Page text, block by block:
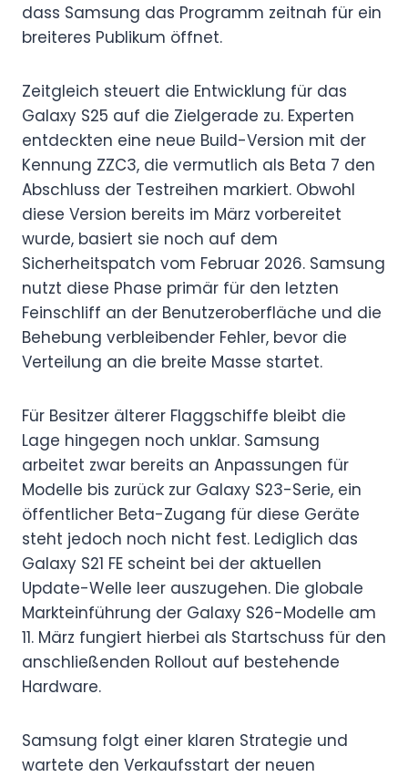
dass Samsung das Programm zeitnah für ein
breiteres Publikum öffnet.
Zeitgleich steuert die Entwicklung für das
Galaxy S25 auf die Zielgerade zu. Experten
entdeckten eine neue Build-Version mit der
Kennung ZZC3, die vermutlich als Beta 7 den
Abschluss der Testreihen markiert. Obwohl
diese Version bereits im März vorbereitet
wurde, basiert sie noch auf dem
Sicherheitspatch vom Februar 2026. Samsung
nutzt diese Phase primär für den letzten
Feinschliff an der Benutzeroberfläche und die
Behebung verbleibender Fehler, bevor die
Verteilung an die breite Masse startet.
Für Besitzer älterer Flaggschiffe bleibt die
Lage hingegen noch unklar. Samsung
arbeitet zwar bereits an Anpassungen für
Modelle bis zurück zur Galaxy S23-Serie, ein
öffentlicher Beta-Zugang für diese Geräte
steht jedoch noch nicht fest. Lediglich das
Galaxy S21 FE scheint bei der aktuellen
Update-Welle leer auszugehen. Die globale
Markteinführung der Galaxy S26-Modelle am
11. März fungiert hierbei als Startschuss für den
anschließenden Rollout auf bestehende
Hardware.
Samsung folgt einer klaren Strategie und
wartete den Verkaufsstart der neuen